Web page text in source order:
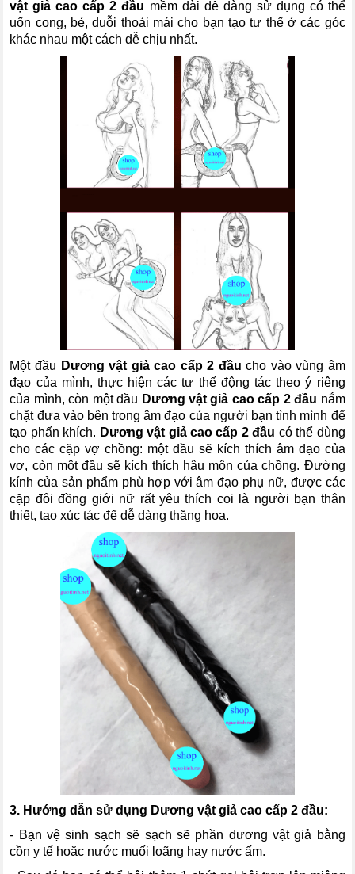
vật giả cao cấp 2 đầu mềm dài dễ dàng sử dụng có thể
uốn cong, bẻ, duỗi thoải mái cho bạn tạo tư thế ở các góc
khác nhau một cách dễ chịu nhất.
Một đầu Dương vật giả cao cấp 2 đầu cho vào vùng âm
đạo của mình, thực hiện các tư thế động tác theo ý riêng
của mình, còn một đầu Dương vật giả cao cấp 2 đầu nắm
chặt đưa vào bên trong âm đạo của người bạn tình mình để
tạo phấn khích. Dương vật giả cao cấp 2 đầu có thể dùng
cho các cặp vợ chồng: một đầu sẽ kích thích âm đạo của
vợ, còn một đầu sẽ kích thích hậu môn của chồng. Đường
kính của sản phẩm phù hợp với âm đạo phụ nữ, được các
cặp đôi đồng giới nữ rất yêu thích coi là người bạn thân
thiết, tạo xúc tác để dễ dàng thăng hoa.
3. Hướng dẫn sử dụng Dương vật giả cao cấp 2 đầu:
- Bạn vệ sinh sạch sẽ sạch sẽ phần dương vật giả bằng
cồn y tế hoặc nước muối loãng hay nước ấm.